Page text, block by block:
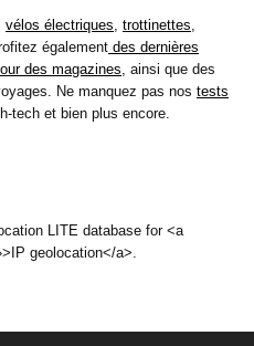
vélos électriques, trottinettes,
également des dernières
des magazines, ainsi que des
Ne manquez pas nos tests
tech et bien plus encore.
LITE database for <a
geolocation</a>.